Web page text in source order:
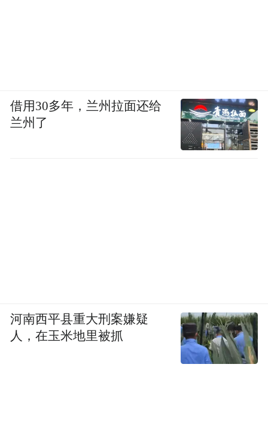
借用30多年，兰州拉面还给
兰州了
河南西平县重大刑案嫌疑
人，在玉米地里被抓